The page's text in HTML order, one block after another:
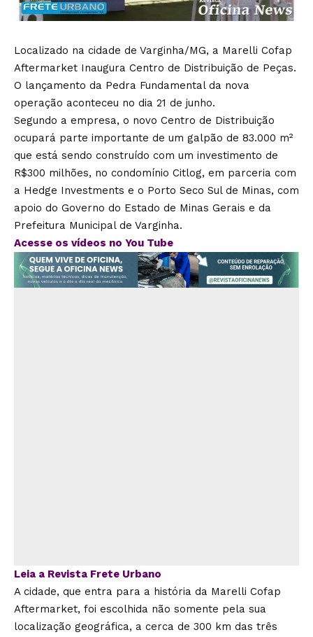
Localizado na cidade de Varginha/MG, a Marelli Cofap
Aftermarket Inaugura Centro de Distribuição de Peças.
O lançamento da Pedra Fundamental da nova
operação aconteceu no dia 21 de junho.
Segundo a empresa, o novo Centro de Distribuição
ocupará parte importante de um galpão de 83.000 m²
que está sendo construído com um investimento de
R$300 milhões, no condomínio Citlog, em parceria com
a Hedge Investments e o Porto Seco Sul de Minas, com
apoio do Governo do Estado de Minas Gerais e da
Prefeitura Municipal de Varginha.
Acesse os vídeos no You Tube
Leia a Revista Frete Urbano
A cidade, que entra para a história da Marelli Cofap
Aftermarket, foi escolhida não somente pela sua
localização geográfica, a cerca de 300 km das três